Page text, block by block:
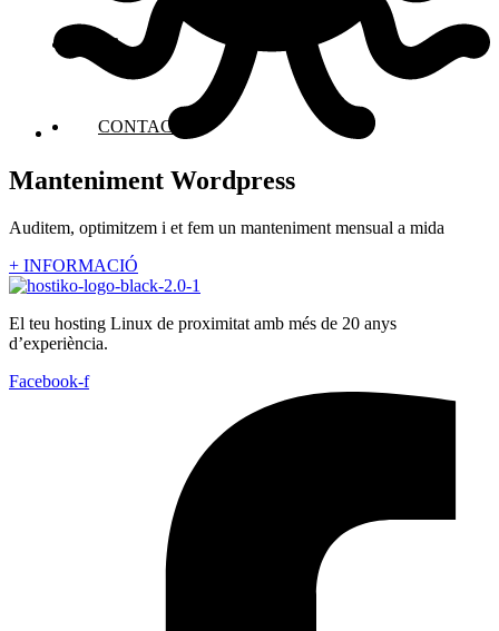
BLOG
CONTACTE
Manteniment Wordpress
Auditem, optimitzem i et fem un manteniment mensual a mida
+ INFORMACIÓ
El teu hosting Linux de proximitat amb més de 20 anys
d’experiència.
Facebook-f